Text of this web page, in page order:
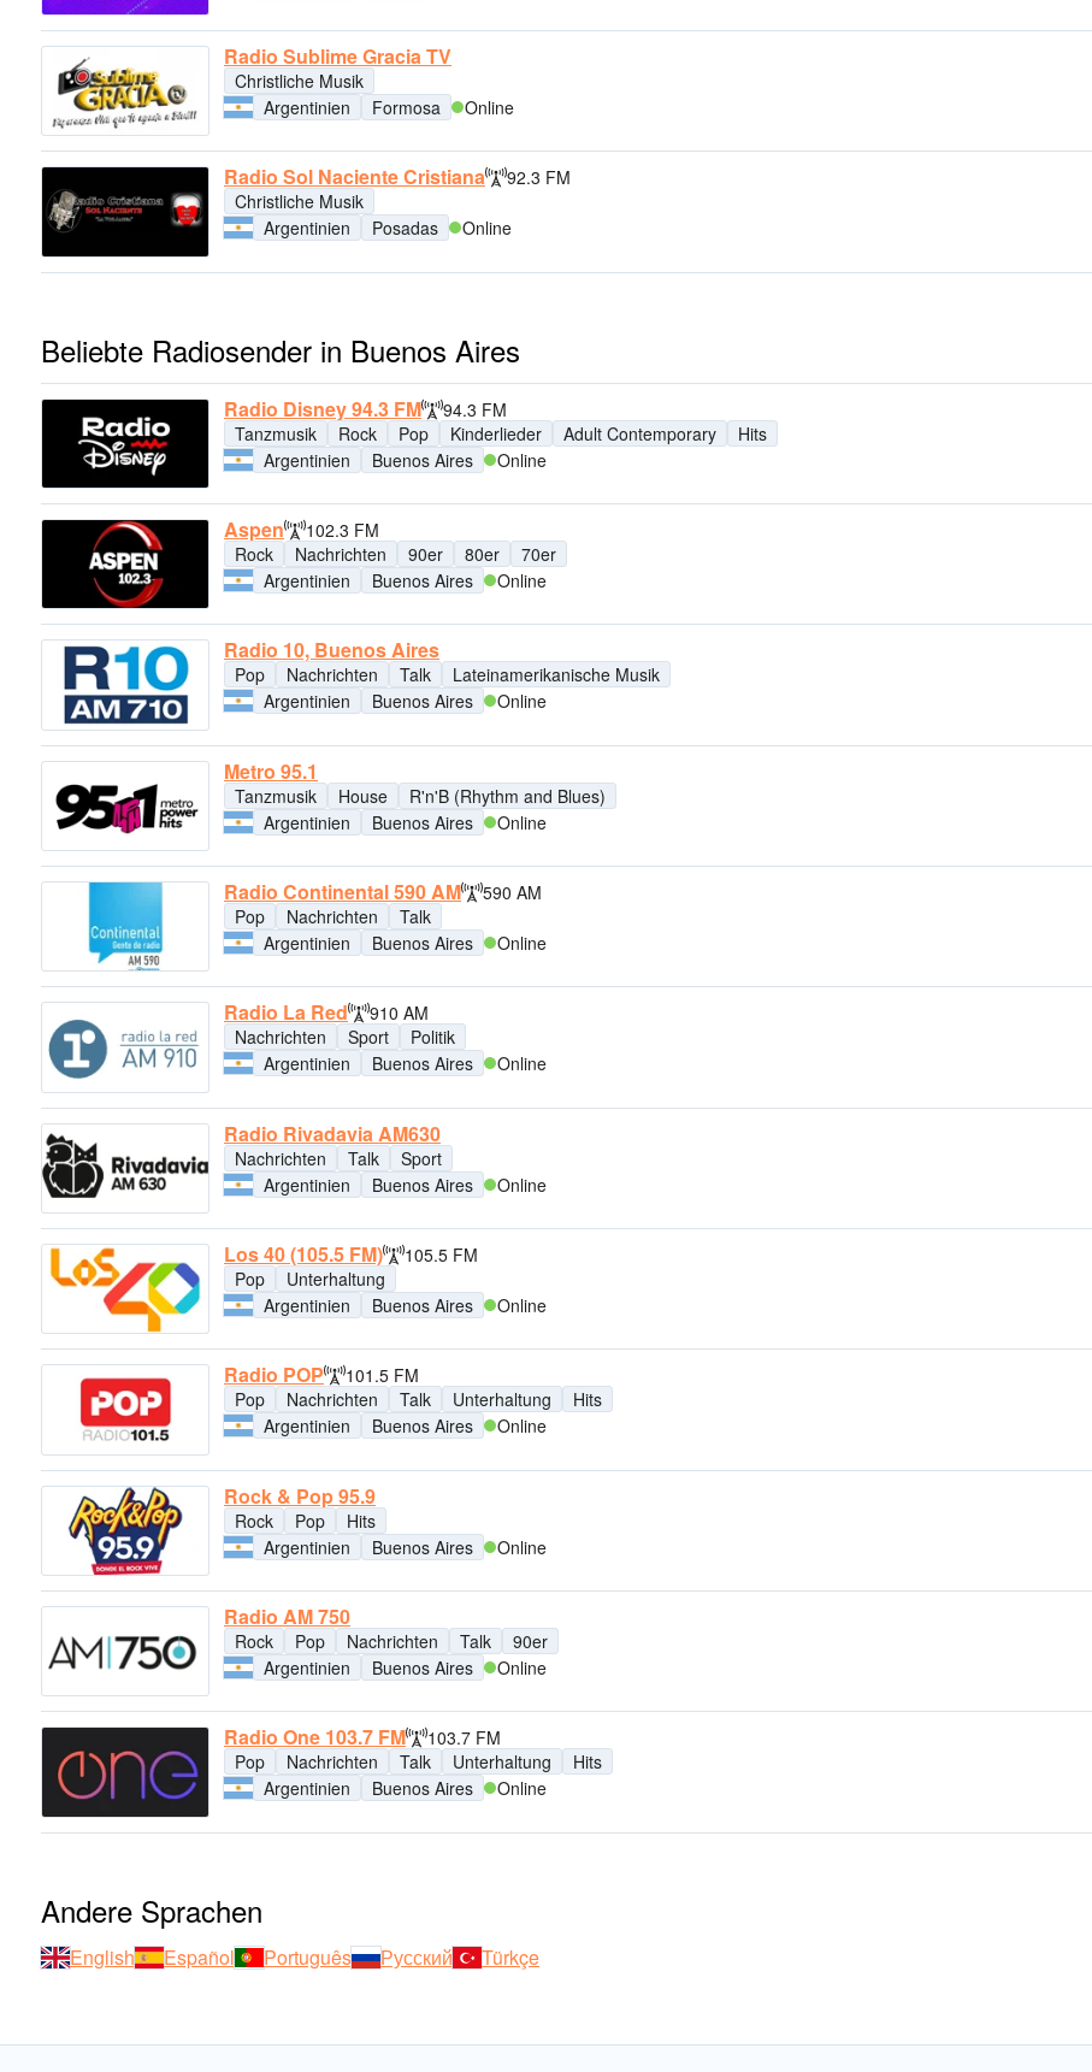
Radio Sublime Gracia TV
Christliche Musik
Argentinien
Formosa Online
Radio Sol Naciente Cristiana
92.3 FM
Christliche Musik
Argentinien
Posadas Online
Beliebte Radiosender in Buenos Aires
Radio Disney 94.3 FM
94.3 FM
Tanzmusik
Rock Pop Kinderlieder Adult Contemporary
Hits
Argentinien
Buenos Aires Online
Aspen
102.3 FM
Rock
Nachrichten 90er 80er
70er
Argentinien
Buenos Aires Online
Radio 10, Buenos Aires
Pop Nachrichten Talk
Lateinamerikanische Musik
Argentinien
Buenos Aires Online
Metro 95.1
Tanzmusik House
R'n'B (Rhythm and Blues)
Argentinien
Buenos Aires Online
Radio Continental 590 AM
590 AM
Pop
Nachrichten
Talk
Argentinien
Buenos Aires Online
Radio La Red
910 AM
Nachrichten
Sport
Politik
Argentinien
Buenos Aires Online
Radio Rivadavia AM630
Nachrichten Talk
Sport
Argentinien
Buenos Aires Online
Los 40 (105.5 FM)
105.5 FM
Pop
Unterhaltung
Argentinien
Buenos Aires Online
Radio POP
101.5 FM
Pop
Nachrichten Talk Unterhaltung
Hits
Argentinien
Buenos Aires Online
Rock & Pop 95.9
Rock Pop
Hits
Argentinien
Buenos Aires Online
Radio AM 750
Rock Pop Nachrichten Talk
90er
Argentinien
Buenos Aires Online
Radio One 103.7 FM
103.7 FM
Pop
Nachrichten Talk Unterhaltung
Hits
Argentinien
Buenos Aires Online
Andere Sprachen
English Español Português Русский Türkçe